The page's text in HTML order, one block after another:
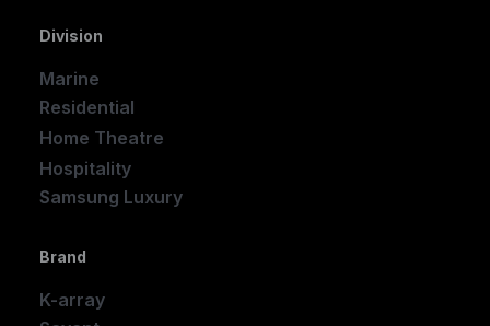
Division
Marine
Residential
Home Theatre
Hospitality
Samsung Luxury
Brand
K-array